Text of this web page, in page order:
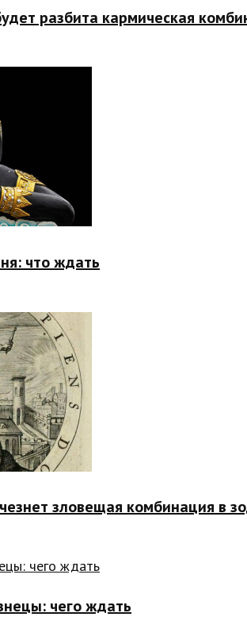
разбита кармическая
что ждать
зловещая комбинация в
чего ждать